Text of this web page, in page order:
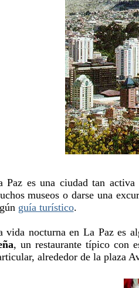
Paz es una ciudad tan
museos o darse una
guía turístico.
vida nocturna en La Paz es
, un restaurante típico con
alrededor de la plaza